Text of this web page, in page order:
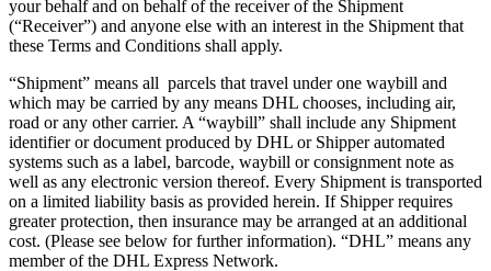
your behalf and on behalf of the receiver of the Shipment
(“Receiver”) and anyone else with an interest in the Shipment that
these Terms and Conditions shall apply.
“Shipment” means all parcels that travel under one waybill and
which may be carried by any means DHL chooses, including air,
road or any other carrier. A “waybill” shall include any Shipment
identifier or document produced by DHL or Shipper automated
systems such as a label, barcode, waybill or consignment note as
well as any electronic version thereof. Every Shipment is transported
on a limited liability basis as provided herein. If Shipper requires
greater protection, then insurance may be arranged at an additional
cost. (Please see below for further information). “DHL” means any
member of the DHL Express Network.